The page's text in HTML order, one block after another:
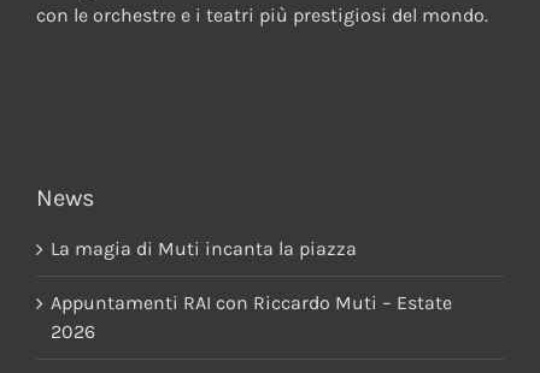
con le orchestre e i teatri più prestigiosi del mondo.
News
La magia di Muti incanta la piazza
Appuntamenti RAI con Riccardo Muti – Estate
2026